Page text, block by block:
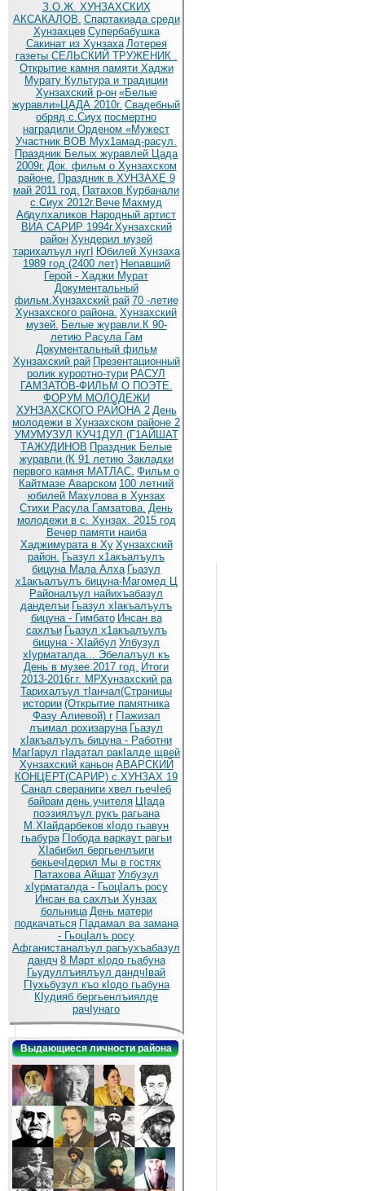
З.О.Ж. ХУНЗАХСКИХ
АКСАКАЛОВ. Спартакиада среди
Хунзахцев Супербабушка
Сакинат из Хунзаха Лотерея
газеты СЕЛЬСКИЙ ТРУЖЕНИК .
Открытие камня памяти Хаджи
Мурату Культура и традиции
Хунзахский р-он «Белые
журавли»ЦАДА 2010г. Cвадебный
обряд c.Сиух посмертно
наградили Орденом «Мужест
Участник ВОВ Мух1амад-расул.
Праздник Белых журавлей Цада
2009г. Док. фильм о Хунзахском
районе. Праздник в ХУНЗАХЕ 9
май 2011 год. Патахов Курбанали
с.Сиух 2012г.Вече Махмуд
Абдулхаликов Народный артист
ВИА САРИР 1994г.Хунзахский
район Хундерил музей
тарихалъул нугI Юбилей Хунзаха
1989 год (2400 лет) Непавший
Герой - Хаджи Мурат
Документальный
фильм.Хунзахский рай 70 -летие
Хунзахского района. Хунзахский
музей. Белые журавли.К 90-
летию Расула Гам
Документальный фильм
Хунзахский рай Презентационный
ролик курортно-тури РАСУЛ
ГАМЗАТОВ-ФИЛЬМ О ПОЭТЕ.
ФОРУМ МОЛОДЕЖИ
ХУНЗАХСКОГО РАЙОНА 2 День
молодежи в Хунзахском районе 2
УМУМУЗУЛ КУЧ1ДУЛ (Г1АЙШАТ
ТАЖУДИНОВ Праздник Белые
журавли (К 91 летию Закладки
первого камня МАТЛАС. Фильм о
Кайтмазе Аварском 100 летний
юбилей Махулова в Хунзах
Стихи Расула Гамзатова. День
молодежи в с. Хунзах. 2015 год
Вечер памяти наиба
Хаджимурата в Ху Хунзахский
район. Гьазул х1акъалъулъ
бицуна Мала Алха Гьазул
х1акъалъулъ бицуна-Магомед Ц
Районалъул найихъабазул
данделъи Гьазул хIакъалъулъ
бицуна - Гимбато Инсан ва
сахлъи Гьазул х1акъалъулъ
бицуна - ХIайбул Улбузул
хIурматалда... Эбелалъул къ
День в музее.2017 год. Итоги
2013-2016г.г. МРХунзахский ра
Тарихалъул тIанчал(Страницы
истории (Открытие памятника
Фазу Алиевой) г ГIажизал
лъимал рохизаруна Гьазул
хIакъалъулъ бицуна - Работни
МагIарул гIадатал ракIалде щвей
Хунзахский каньон АВАРСКИЙ
КОНЦЕРТ(САРИР) с.ХУНЗАХ 19
Санал свераниги хвел гьечIеб
байрам день учителя ЦIада
поэзиялъул рукъ рагьана
М.ХIайдарбеков кIодо гьавун
гьабура ГIобода варкаут рагьи
ХIабибил бергьенлъиги
бекьечIдерил Мы в гостях
Патахова Айшат Улбузул
хIурматалда - ГьоцIалъ росу
Инсан ва сахлъи Хунзах
больница День матери
подкачаться ГIадамал ва замана
- ГьоцIалъ росу
Афганистаналъул рагъухъабазул
дандч 8 Март кIодо гьабуна
Гьудуллъиялъул дандчIвай
ГIухьбузул къо кIодо гьабуна
КIудияб бергьенлъиялде
рачIунаго
Выдающиеся личности района